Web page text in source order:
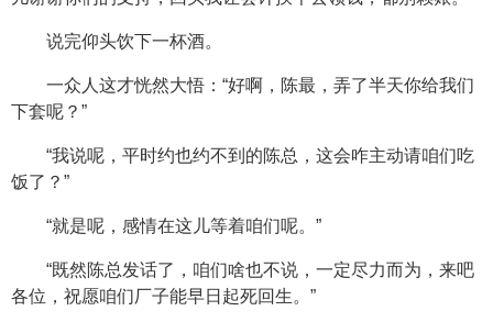
说完仰头饮下一杯酒。
一众人这才恍然大悟：“好啊，陈最，弄了半天你给我们
下套呢？”
“我说呢，平时约也约不到的陈总，这会咋主动请咱们吃
饭了？”
“就是呢，感情在这儿等着咱们呢。”
“既然陈总发话了，咱们啥也不说，一定尽力而为，来吧
各位，祝愿咱们厂子能早日起死回生。”